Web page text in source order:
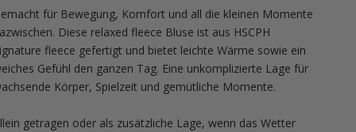
für Bewegung, Komfort und all die kleinen Momente
Diese relaxed fleece Bluse ist aus HSCPH
fleece gefertigt und bietet leichte Wärme sowie ein
Gefühl den ganzen Tag. Eine unkomplizierte Lage für
Körper, Spielzeit und gemütliche Momente.
getragen oder als zusätzliche Lage, wenn das Wetter